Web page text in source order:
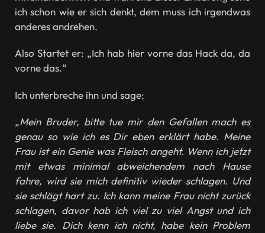
ich schon wie er sich denkt, dem muss ich irgendwas
anderes andrehen.
Also Startet er: „Ich hab hier vorne das Hack da, da
vorne das.“
Ich unterbreche ihn und sage:
„Mein Bruder, bitte tue mir den Gefallen mach es
genau so wie ich es Dir eben erklärt habe. Meine
Frau ist ein Genie was Fleisch angeht. Wenn ich jetzt
mit etwas minimal abweichendem nach Hause
fahre, wird sie mich definitiv wieder schlagen. Und
sie schlägt hart zu. Ich kann meine Frau nicht zurück
schlagen, davor hab ich viel zu viel Angst und ich
liebe sie. Dich kenn ich nicht, habe kein Problem